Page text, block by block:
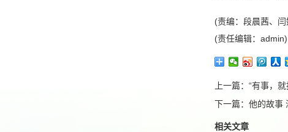
(责编：段晨茜、闫
(责任编辑：admin)
上一篇： “有事，
下一篇： 他的故事
相关文章